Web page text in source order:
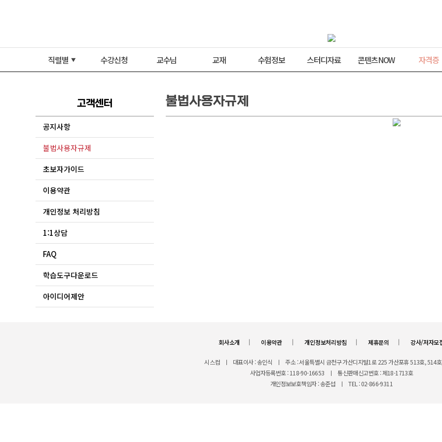
직렬별 ▼ 수강신청 교수님 교재 수험정보 스터디자료 콘텐츠NOW 자격증
고객센터
공지사항
불법사용자규제
초보자가이드
이용약관
개인정보 처리방침
1:1상담
FAQ
학습도구다운로드
아이디어제안
불법사용자규제
회사소개 ㅣ 이용약관 ㅣ 개인정보처리방침 ㅣ 제휴문의 ㅣ 강사/저자모
시스컴 ㅣ 대표이사 : 송인식 ㅣ
주소 : 서울특별시 금천구 가산디지털1로 225 가산포휴 513호, 514
사업자등록번호 : 118-90-16653
ㅣ
통신판매신고번호 : 제18-1713호
개인정보보호책임자 : 송준섭
ㅣ TEL : 02-866-9311